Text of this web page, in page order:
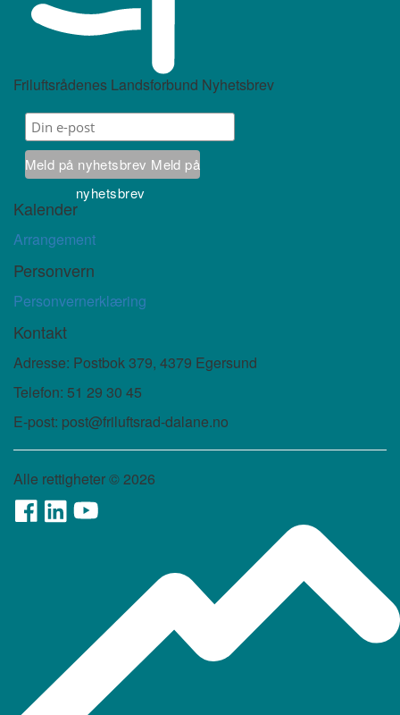
Friluftsrådenes Landsforbund Nyhetsbrev
Meld på nyhetsbrev Meld på
nyhetsbrev
Kalender
Arrangement
Personvern
Personvernerklæring
Kontakt
Adresse: Postbok 379, 4379 Egersund
Telefon: 51 29 30 45
E-post: post@friluftsrad-dalane.no
Alle rettigheter ©2026